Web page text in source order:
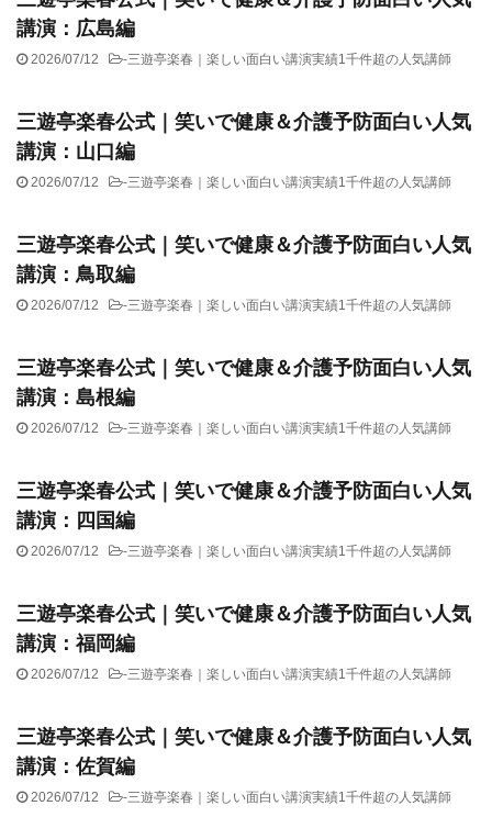
講演：広島編
2026/07/12 -三遊亭楽春｜楽しい面白い講演実績1千件超の人気講師
三遊亭楽春公式｜笑いで健康＆介護予防面白い人気
講演：山口編
2026/07/12 -三遊亭楽春｜楽しい面白い講演実績1千件超の人気講師
三遊亭楽春公式｜笑いで健康＆介護予防面白い人気
講演：鳥取編
2026/07/12 -三遊亭楽春｜楽しい面白い講演実績1千件超の人気講師
三遊亭楽春公式｜笑いで健康＆介護予防面白い人気
講演：島根編
2026/07/12 -三遊亭楽春｜楽しい面白い講演実績1千件超の人気講師
三遊亭楽春公式｜笑いで健康＆介護予防面白い人気
講演：四国編
2026/07/12 -三遊亭楽春｜楽しい面白い講演実績1千件超の人気講師
三遊亭楽春公式｜笑いで健康＆介護予防面白い人気
講演：福岡編
2026/07/12 -三遊亭楽春｜楽しい面白い講演実績1千件超の人気講師
三遊亭楽春公式｜笑いで健康＆介護予防面白い人気
講演：佐賀編
2026/07/12 -三遊亭楽春｜楽しい面白い講演実績1千件超の人気講師